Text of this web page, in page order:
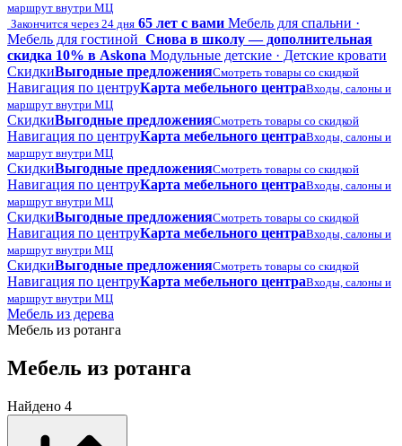
маршрут внутри МЦ
Закончится через 24 дня 65 лет с вами Мебель для спальни ·
Мебель для гостиной Снова в школу — дополнительная
скидка 10% в Askona Модульные детские · Детские кровати
СкидкиВыгодные предложенияСмотреть товары со скидкой
Навигация по центруКарта мебельного центраВходы, салоны и
маршрут внутри МЦ
СкидкиВыгодные предложенияСмотреть товары со скидкой
Навигация по центруКарта мебельного центраВходы, салоны и
маршрут внутри МЦ
СкидкиВыгодные предложенияСмотреть товары со скидкой
Навигация по центруКарта мебельного центраВходы, салоны и
маршрут внутри МЦ
СкидкиВыгодные предложенияСмотреть товары со скидкой
Навигация по центруКарта мебельного центраВходы, салоны и
маршрут внутри МЦ
СкидкиВыгодные предложенияСмотреть товары со скидкой
Навигация по центруКарта мебельного центраВходы, салоны и
маршрут внутри МЦ
Мебель из дерева
Мебель из ротанга
Мебель из ротанга
Найдено 4